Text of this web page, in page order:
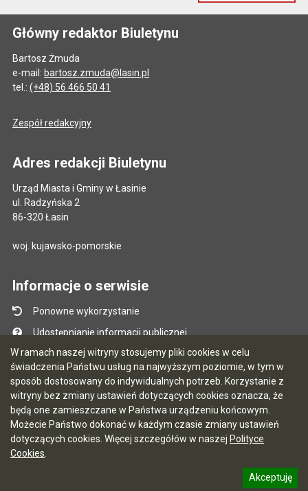
W ramach naszej witryny stosujemy pliki cookies w celu
świadczenia Państwu usług na najwyższym poziomie, w tym w
sposób dostosowany do indywidualnych potrzeb. Korzystanie z
witryny bez zmiany ustawień dotyczących cookies oznacza, że
będą one zamieszczane w Państwa urządzeniu końcowym.
Możecie Państwo dokonać w każdym czasie zmiany ustawień
dotyczących cookies. Więcej szczegółów w naszej Polityce
Cookies
Akceptuję
Główny redaktor Biuletynu
Bartosz Żmuda
e-mail: bartosz.zmuda@lasin.pl
tel.: (+48) 56 466 50 41
Zespół redakcyjny
Adres redakcji Biuletynu
Urząd Miasta i Gminy w Łasinie
ul. Radzyńska 2
86-320 Łasin
woj. kujawsko-pomorskie
Informacje o serwisie
Ponowne wykorzystanie
Udostępnianie informacji publicznej
Mapa serwisu
Instrukcja obsługi
Statystyki oglądalności
Ostatnia aktualizacja BIP: 03.08.2026 13:09
CMS i hosting: Logonet Sp. z o.o. w Bydgoszczy